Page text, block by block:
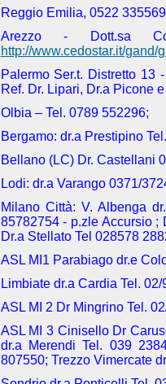
Reggio Emilia, 0522
Arezzo - Dott.sa
http://www.cedostar.it/gand/
Palermo Ser.t. Distretto 13
Ref. Dr. Lipari, Dr.a Picone
Olbia – Tel. 0789 552296;
Bergamo: dr.a Prestipino
Bellano (LC) Dr. Castellani
Lodi: dr.a Varango 0371/
Milano Città: V. Albenga
85782754 - p.zle Accursio ;
Dr.a Stellato Tel 028578
ASL MI1 Parabiago dr.e
Limbiate dr.a Cardia Tel.
ASL MI 2 Dr Mingrino Tel.
ASL MI 3 Cinisello Dr
dr.a Merendi Tel. 039
807550; Trezzo Vimercate